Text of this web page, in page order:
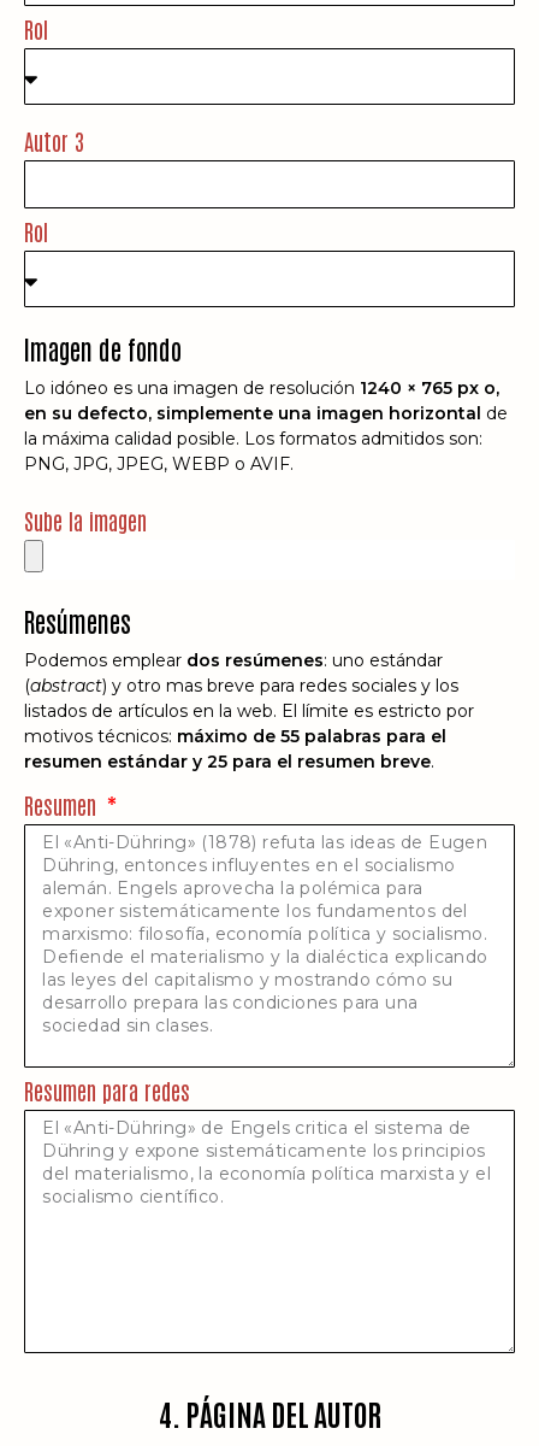
Rol
Autor 3
Rol
Imagen de fondo
Lo idóneo es una imagen de resolución 1240 × 765 px o,
en su defecto, simplemente una imagen horizontal de
la máxima calidad posible. Los formatos admitidos son:
PNG, JPG, JPEG, WEBP o AVIF.
Sube la imagen
Resúmenes
Podemos emplear dos resúmenes: uno estándar
(abstract) y otro mas breve para redes sociales y los
listados de artículos en la web. El límite es estricto por
motivos técnicos: máximo de 55 palabras para el
resumen estándar y 25 para el resumen breve.
Resumen
Resumen para redes
4. PÁGINA DEL AUTOR